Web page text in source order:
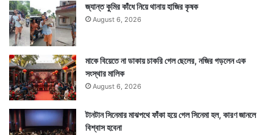
জ্যান্ত কুমির কাঁধে নিয়ে থানায় হাজির কৃষক
August 6, 2026
মাকে বিয়েতে না ডাকায় চাকরি গেল ছেলের, নজির গড়লেন এক
সংস্থার মালিক
August 6, 2026
টানটান সিনেমার মাঝপথে ফাঁকা হয়ে গেল সিনেমা হল, কারণ জানলে
বিশ্বাস হবেনা